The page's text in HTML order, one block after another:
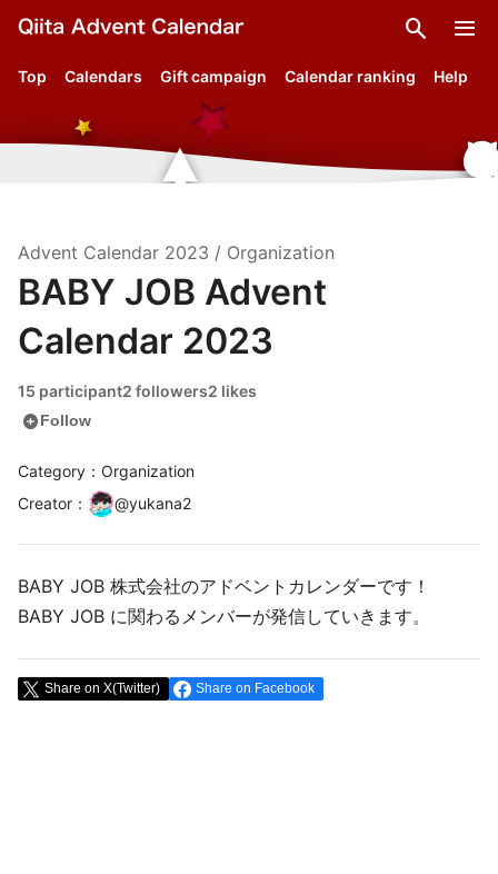
search menu
Top Calendars Gift campaign Calendar ranking Help
Advent Calendar 2023 / Organization
BABY JOB Advent
Calendar 2023
15 participant2 followers2 likes
add_circleFollow
Category：Organization
Creator ： @yukana2
BABY JOB 株式会社のアドベントカレンダーです！
BABY JOB に関わるメンバーが発信していきます。
Share on X(Twitter) Share on Facebook